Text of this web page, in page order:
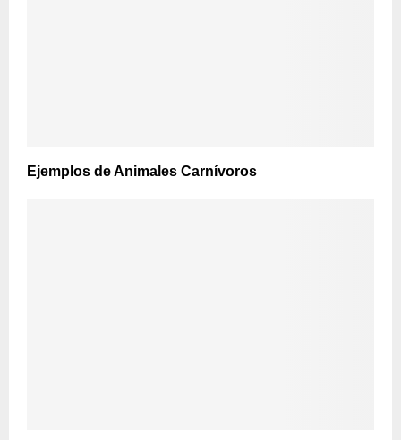
Ejemplos de Animales Carnívoros